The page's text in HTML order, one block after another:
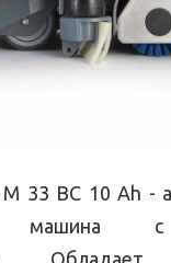
33 BC 10 Ah -
машина